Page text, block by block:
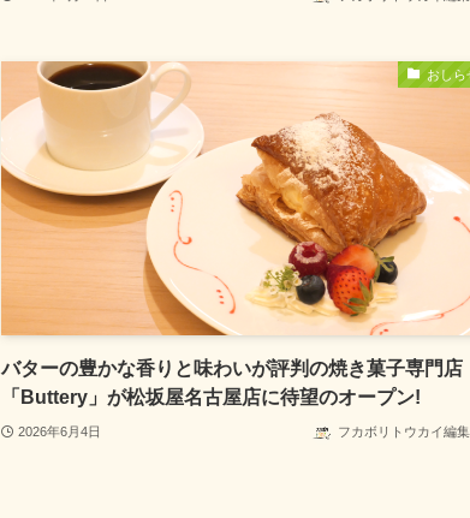
おしら
バターの豊かな香りと味わいが評判の焼き菓子専門店
「Buttery」が松坂屋名古屋店に待望のオープン!
2026年6月4日 フカボリトウカイ編